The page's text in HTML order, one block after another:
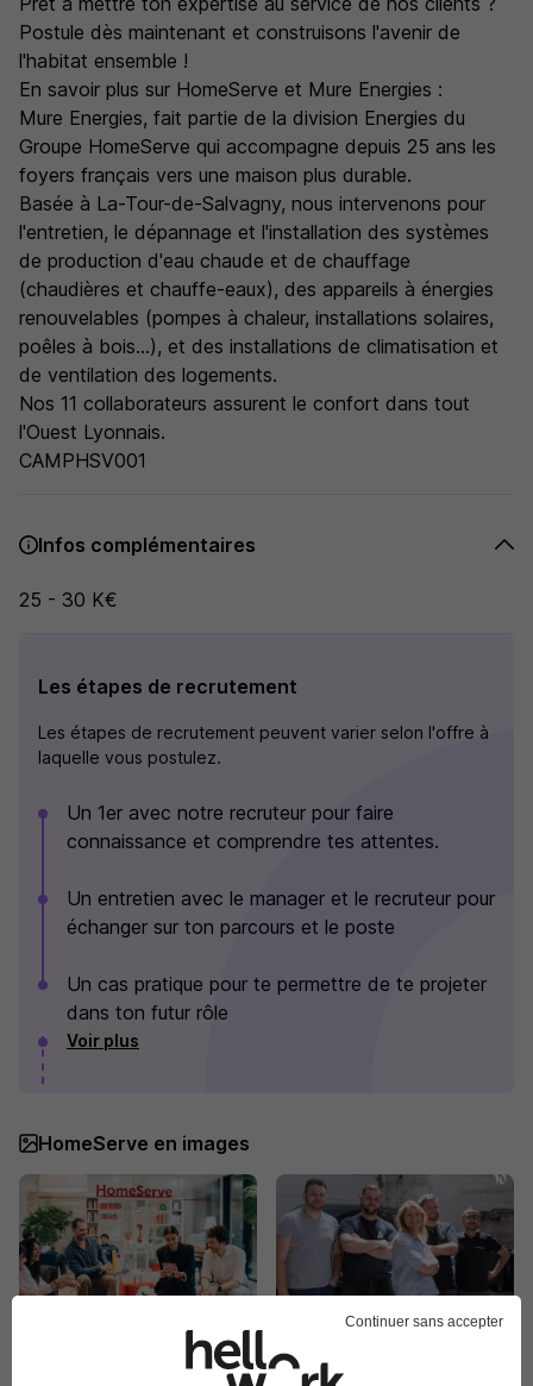
Postule dès maintenant et construisons l'avenir de
l'habitat ensemble !
En savoir plus sur HomeServe et Mure Energies :
Mure Energies, fait partie de la division Energies du
Groupe HomeServe qui accompagne depuis 25 ans les
foyers français vers une maison plus durable.
Basée à La-Tour-de-Salvagny, nous intervenons pour
l'entretien, le dépannage et l'installation des systèmes
de production d'eau chaude et de chauffage
(chaudières et chauffe-eaux), des appareils à énergies
renouvelables (pompes à chaleur, installations solaires,
poêles à bois...), et des installations de climatisation et
de ventilation des logements.
Nos 11 collaborateurs assurent le confort dans tout
l'Ouest Lyonnais.
CAMPHSV001
Infos complémentaires
25 - 30 K€
Les étapes de recrutement
Les étapes de recrutement peuvent varier selon l'offre à
laquelle vous postulez.
Un 1er avec notre recruteur pour faire
connaissance et comprendre tes attentes.
Un entretien avec le manager et le recruteur pour
échanger sur ton parcours et le poste
Un cas pratique pour te permettre de te projeter
dans ton futur rôle
Voir plus
HomeServe en images
Continuer sans accepter